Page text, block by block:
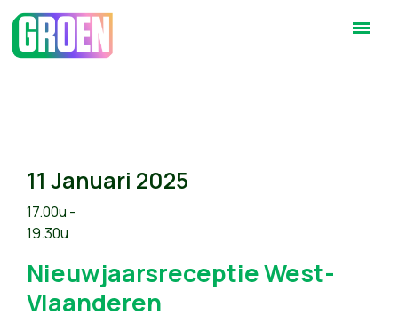
11 Januari 2025
17.00u -
19.30u
Nieuwjaarsreceptie West-
Vlaanderen